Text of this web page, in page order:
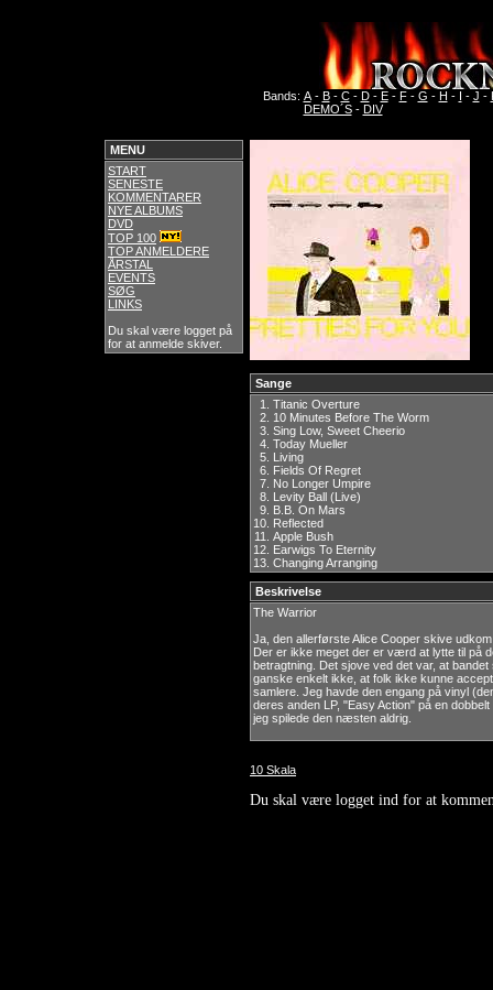
Bands: A- B- C- D- E- F- G - H - I - J -
DEMO´S- DIV
MENU
START
SENESTE
KOMMENTARER
NYE ALBUMS
DVD
TOP 100
TOP ANMELDERE
ÅRSTAL
EVENTS
SØG
LINKS
Du skal være logget på
for at anmelde skiver.
Sange
1. Titanic Overture
2. 10 Minutes Before The Worm
3. Sing Low, Sweet Cheerio
4. Today Mueller
5. Living
6. Fields Of Regret
7. No Longer Umpire
8. Levity Ball (Live)
9. B.B. On Mars
10. Reflected
11. Apple Bush
12. Earwigs To Eternity
13. Changing Arranging
Beskrivelse
The Warrior
Ja, den allerførste Alice Cooper skive
Der er ikke meget der er værd at lytte til på
betragtning. Det sjove ved det var, at
ganske enkelt ikke, at folk ikke kunne
samlere. Jeg havde den engang på vinyl
deres anden LP, "Easy Action" på en
jeg spilede den næsten aldrig.
10 Skala
Du skal være logget ind for at